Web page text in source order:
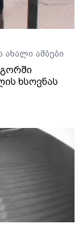
ამბები
გორში
ხსოვნას